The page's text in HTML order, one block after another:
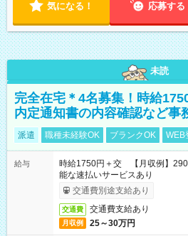
気になる！ 応募する
未読
完全在宅＊4名募集！時給
内定通知書の内容確認など事
派遣 職種未経験OK ブランクOK WEB
給与
時給1750円＋交 【月収例】
能な速払いサービスあり
交通費別途支給あり
交通費 交通費支給あり
月収例 25～30万円